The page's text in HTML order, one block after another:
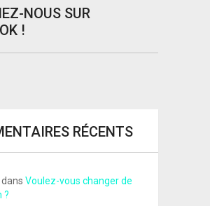
NOUS SUR
!
RÉCENTS
dans Voulez-vous changer de
?